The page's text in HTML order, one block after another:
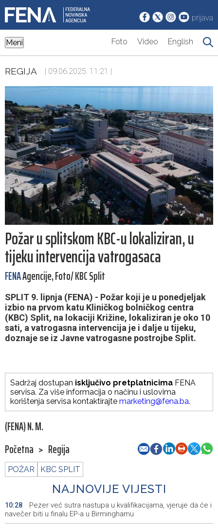
prijava
Meni Foto Video English
REGIJA | 09.06.2025. 11:21 |
Požar u splitskom KBC-u lokaliziran, u
tijeku intervencija vatrogasaca
FENAAgencije, Foto/ KBC Split
SPLIT 9. lipnja (FENA) - Požar koji je u ponedjeljak
izbio na prvom katu Kliničkog bolničkog centra
(KBC) Split, na lokaciji Križine, lokaliziran je oko 10
sati, a vatrogasna intervencija je i dalje u tijeku,
doznaje se iz Javne vatrogasne postrojbe Split.
Sadržaj dostupan isključivo pretplatnicima FENA
servisa. Za više informacija o načinu i uslovima
korištenja servisa kontaktirajte marketing@fena.ba.
(FENA) N. M.
Početna > Regija
POŽAR KBC SPLIT
NAJNOVIJE VIJESTI
10:28
Pezer već sutra nastupa u kvalifikacijama, vjeruje da će i
navečer biti u finalu EP-a u Birminghamu